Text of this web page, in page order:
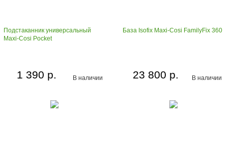
Подстаканник универсальный
Maxi-Cosi Pocket
В наличии
1 390 р.
База Isofix Maxi-Cosi FamilyFix 360
В наличии
23 800 р.